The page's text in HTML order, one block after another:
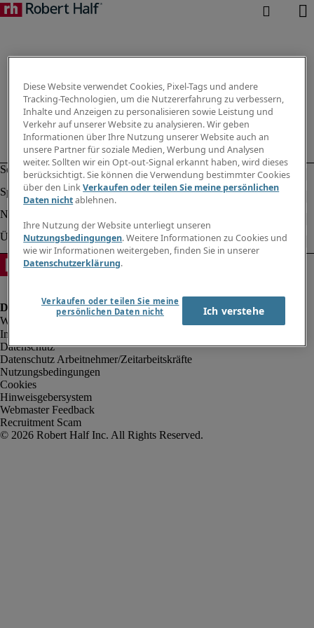
Impressum
Datenschutz
Datenschutz Arbeitnehmer/Zeitarbeitskräfte
Nutzungsbedingungen
Cookies
Hinweisgebersystem
Webmaster Feedback
Recruitment Scam
Diese Website verwendet Cookies, Pixel-Tags und andere
Tracking-Technologien, um die Nutzererfahrung zu verbessern,
Inhalte und Anzeigen zu personalisieren sowie Leistung und
Verkehr auf unserer Website zu analysieren. Wir geben
Informationen über Ihre Nutzung unserer Website auch an
unsere Partner für soziale Medien, Werbung und Analysen
weiter. Sollten wir ein Opt-out-Signal erkannt haben, wird dieses
berücksichtigt. Sie können die Verwendung bestimmter Cookies
über den LinkVerkaufen oder teilen Sie meine persönlichen
Daten nichtablehnen.
Ihre Nutzung der Website unterliegt unseren
Nutzungsbedingungen. Weitere Informationen zu Cookies und
wie wir Informationen weitergeben, finden Sie in unserer
Datenschutzerklärung.
Verkaufen oder teilen Sie meine
persönlichen Daten nicht
Ich verstehe